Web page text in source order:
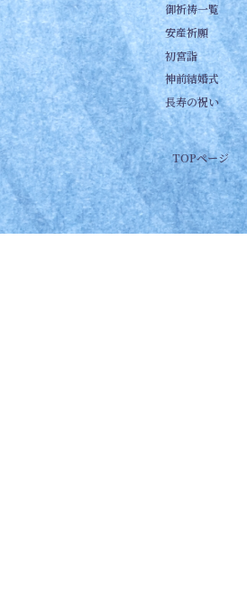
御祈祷一覧
安産祈願
初宮詣
神前結婚式
長寿の祝い
TOPページ